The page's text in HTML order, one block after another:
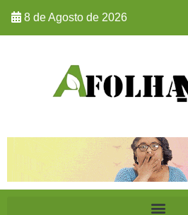
8 de Agosto de 2026